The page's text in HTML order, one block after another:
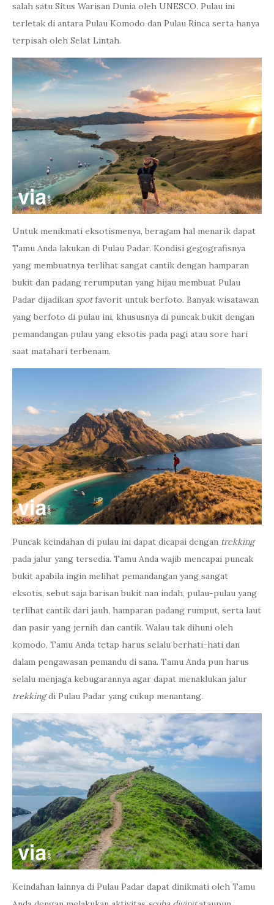
salah satu Situs Warisan Dunia oleh UNESCO. Pulau ini
terletak di antara Pulau Komodo dan Pulau Rinca serta hanya
terpisah oleh Selat Lintah.
Untuk menikmati eksotismenya, beragam hal menarik dapat
Tamu Anda lakukan di Pulau Padar. Kondisi gegografisnya
yang membuatnya terlihat sangat cantik dengan hamparan
bukit dan padang rerumputan yang hijau membuat Pulau
Padar dijadikan spotfavorit untuk berfoto. Banyak wisatawan
yang berfoto di pulau ini, khususnya di puncak bukit dengan
pemandangan pulau yang eksotis pada pagi atau sore hari
saat matahari terbenam.
Puncak keindahan di pulau ini dapat dicapai dengan trekking
pada jalur yang tersedia. Tamu Anda wajib mencapai puncak
bukit apabila ingin melihat pemandangan yang sangat
eksotis, sebut saja barisan bukit nan indah, pulau-pulau yang
terlihat cantik dari jauh, hamparan padang rumput, serta laut
dan pasir yang jernih dan cantik. Walau tak dihuni oleh
komodo, Tamu Anda tetap harus selalu berhati-hati dan
dalam pengawasan pemandu di sana. Tamu Anda pun harus
selalu menjaga kebugarannya agar dapat menaklukan jalur
trekkingdi Pulau Padar yang cukup menantang.
Keindahan lainnya di Pulau Padar dapat dinikmati oleh Tamu